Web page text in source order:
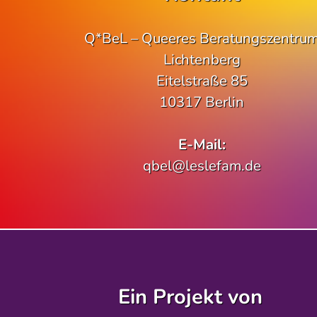
Q*BeL – Queeres
Lichtenberg
Eitelstraße 85
10317 Berlin
E-Mail:
qbel@leslefam.de
Ein Projekt von